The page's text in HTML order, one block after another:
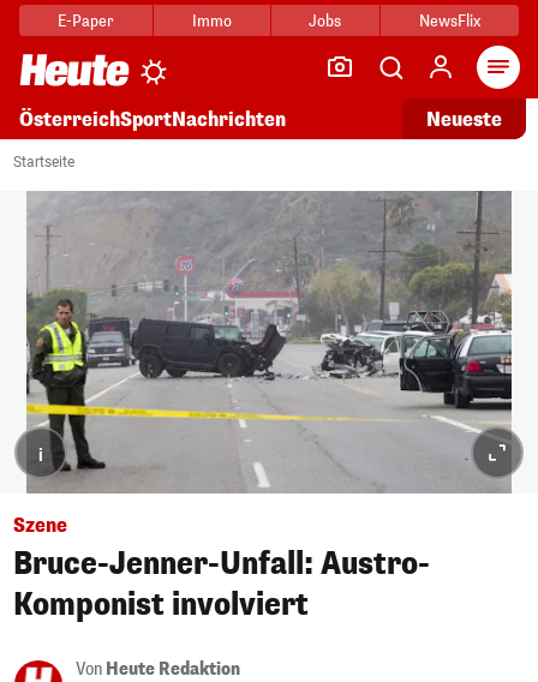
E-Paper Immo Jobs NewsFlix
ÖsterreichSportNachrichten Neueste
Startseite
i
Szene
Bruce-Jenner-Unfall: Austro-
Komponist involviert
Von Heute Redaktion